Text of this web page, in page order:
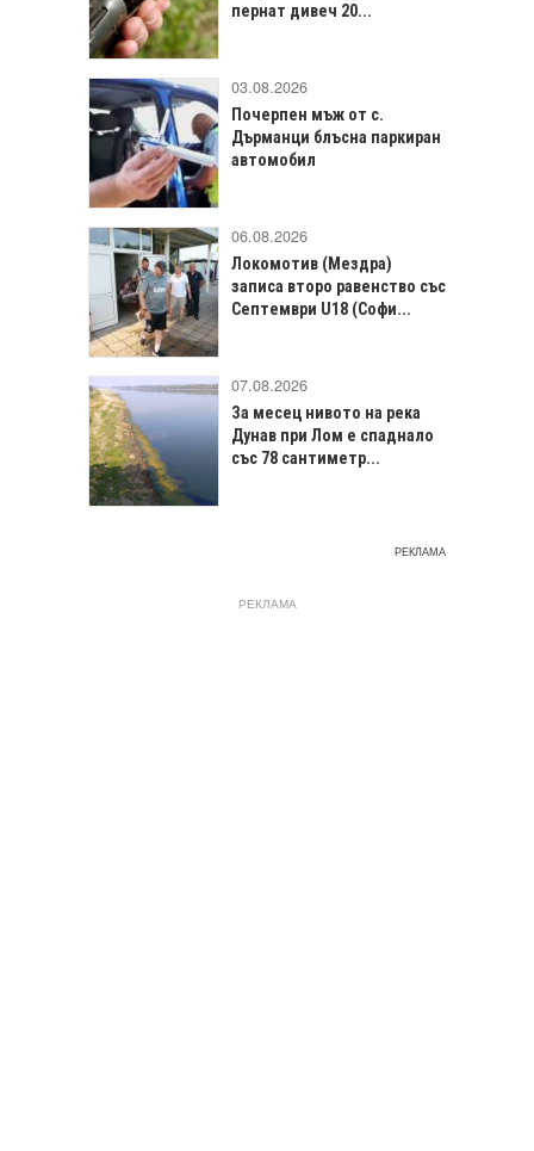
пернат дивеч 20...
03.08.2026
Почерпен мъж от с.
Дърманци блъсна паркиран
автомобил
06.08.2026
Локомотив (Мездра)
записа второ равенство със
Септември U18 (Софи...
07.08.2026
За месец нивото на река
Дунав при Лом е спаднало
със 78 сантиметр...
РЕКЛАМА
РЕКЛАМА